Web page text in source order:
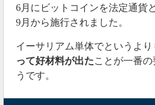
6月にビットコインを法定通貨
9月から施行されました。
イーサリアム単体でというより
って好材料が出たことが一番
うです。